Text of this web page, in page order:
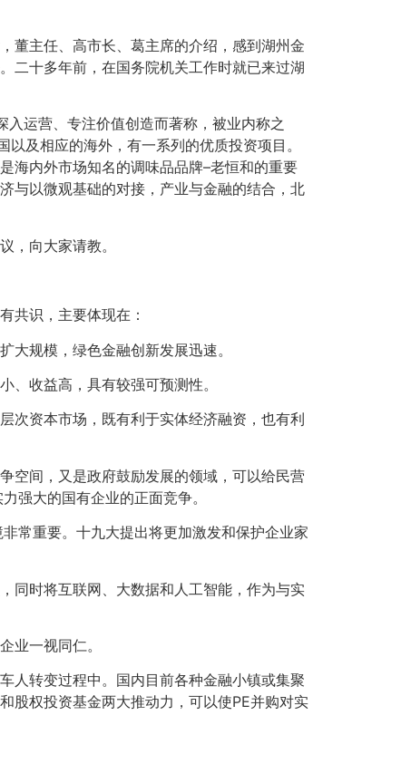
董主任、高市长、葛主席的介绍，感到湖州金
二十多年前，在国务院机关工作时就已来过湖
运营、专注价值创造而著称，被业内称之
及相应的海外，有一系列的优质投资项目。
海内外市场知名的调味品品牌–老恒和的重要
与以微观基础的对接，产业与金融的结合，北
，向大家请教。
共识，主要体现在：
规模，绿色金融创新发展迅速。
、收益高，具有较强可预测性。
次资本市场，既有利于实体经济融资，也有利
空间，又是政府鼓励发展的领域，可以给民营
强大的国有企业的正面竞争。
常重要。十九大提出将更加激发和保护企业家
同时将互联网、大数据和人工智能，作为与实
业一视同仁。
人转变过程中。国内目前各种金融小镇或集聚
股权投资基金两大推动力，可以使PE并购对实